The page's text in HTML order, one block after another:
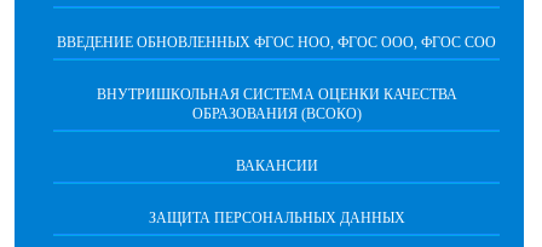
ВВЕДЕНИЕ ОБНОВЛЕННЫХ ФГОС НОО, ФГОС ООО, ФГОС СОО
ВНУТРИШКОЛЬНАЯ СИСТЕМА ОЦЕНКИ КАЧЕСТВА
ОБРАЗОВАНИЯ (ВСОКО)
ВАКАНСИИ
ЗАЩИТА ПЕРСОНАЛЬНЫХ ДАННЫХ